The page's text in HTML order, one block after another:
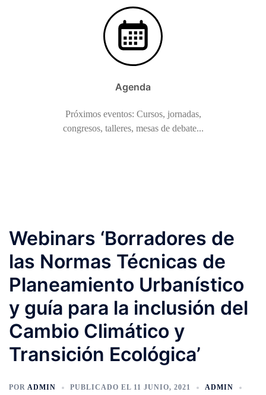
Agenda
Próximos eventos: Cursos, jornadas,
congresos, talleres, mesas de debate...
Webinars ‘Borradores de
las Normas Técnicas de
Planeamiento Urbanístico
y guía para la inclusión del
Cambio Climático y
Transición Ecológica’
POR ADMIN PUBLICADO EL 11 JUNIO, 2021
ADMIN